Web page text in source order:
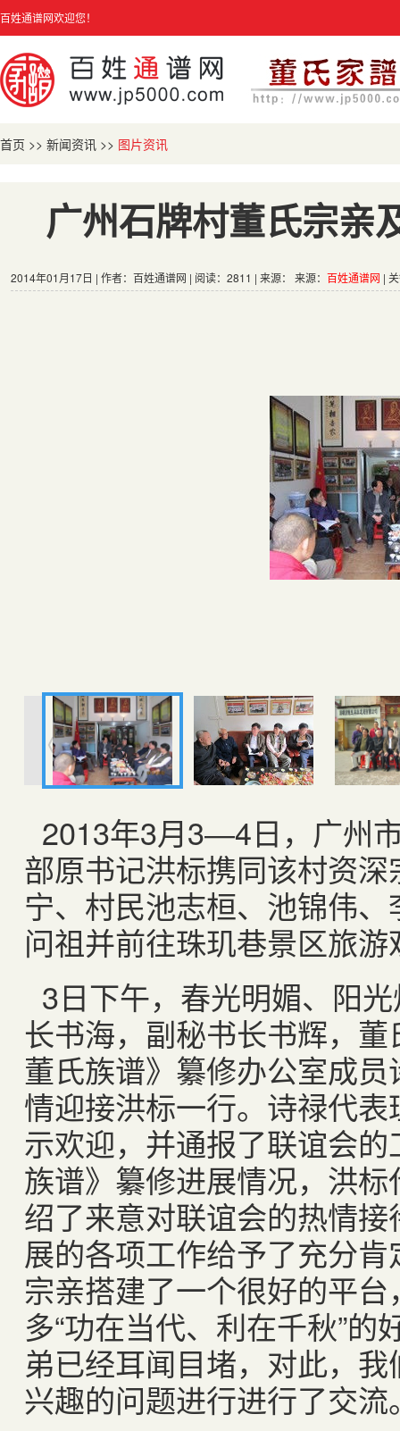
百姓通谱网欢迎您！
首页 >> 新闻资讯 >> 图片资讯
广州石牌村董氏宗亲
2014年01月17日 | 作者：百姓通谱网 | 阅读：2811 | 来源： 来源： 百姓通谱网 |
2013年3月3―4日，广州
部原书记洪标携同该村资
宁、村民池志桓、池锦伟
问祖并前往珠玑巷景区旅游
3日下午，春光明媚、阳
长书海，副秘书长书辉，
董氏族谱》纂修办公室成
情迎接洪标一行。诗禄代
示欢迎，并通报了联谊会
族谱》纂修进展情况，洪
绍了来意对联谊会的热情
展的各项工作给予了充分
宗亲搭建了一个很好的平
多“功在当代、利在千秋”
弟已经耳闻目堵，对此，
兴趣的问题进行进行了交流